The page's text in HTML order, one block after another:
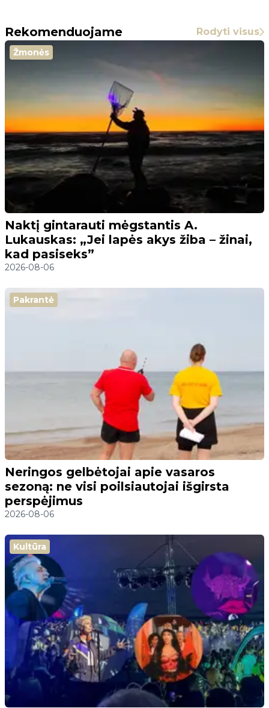
Rekomenduojame Rodyti visus
Žmonės
Naktį gintarauti mėgstantis A.
Lukauskas: „Jei lapės akys žiba – žinai,
kad pasiseks”
2026-08-06
Pakrantė
Neringos gelbėtojai apie vasaros
sezoną: ne visi poilsiautojai išgirsta
perspėjimus
2026-08-06
Kultūra